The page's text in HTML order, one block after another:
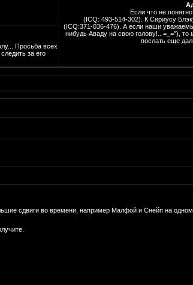
Если что не
(ICQ: 493-514-302). К Сириусу
(ICQ:371-036-476). А если наши
нибудь Аваду на свою голову!.. =_=''),
послать еще
Просьба всех
за его
сдвиги во времени, например Малфой и Снейп на одном